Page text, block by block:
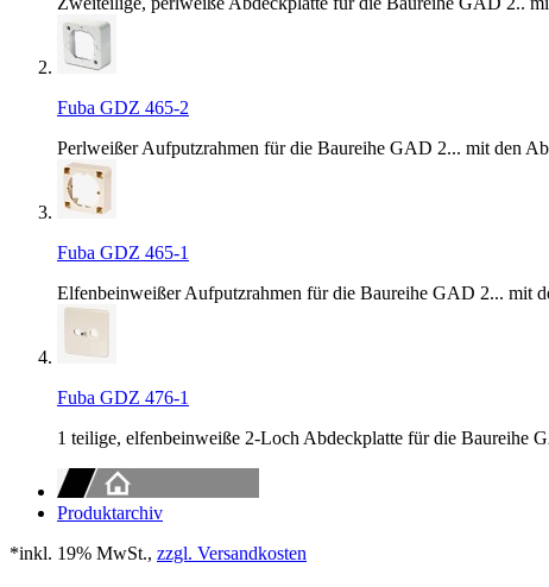
Fuba GDZ 465-2
Perlweißer Aufputzrahmen für die Baureihe GAD 2... mit den
Fuba GDZ 465-1
Elfenbeinweißer Aufputzrahmen für die Baureihe GAD 2... mit
Fuba GDZ 476-1
1 teilige, elfenbeinweiße 2-Loch Abdeckplatte für die Baureihe
Produktarchiv
*inkl. 19% MwSt., zzgl. Versandkosten